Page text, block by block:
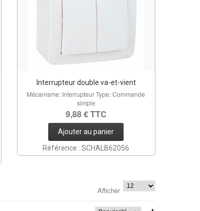
Interrupteur double va-et-vient
Mécanisme: Interrupteur Type: Commande
simple
9,88 € TTC
Ajouter au panier
Référence : SCHALB62056
Afficher